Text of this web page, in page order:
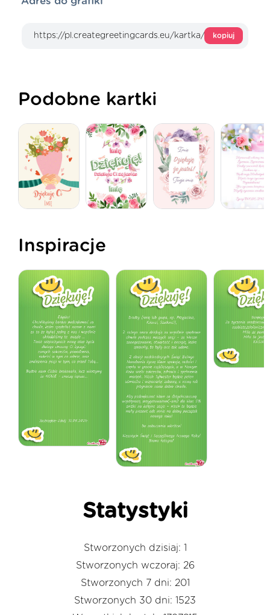
kopiuj
Podobne kartki
Inspiracje
Statystyki
Stworzonych dzisiaj: 1
Stworzonych wczoraj: 26
Stworzonych 7 dni: 201
Stworzonych 30 dni: 1523